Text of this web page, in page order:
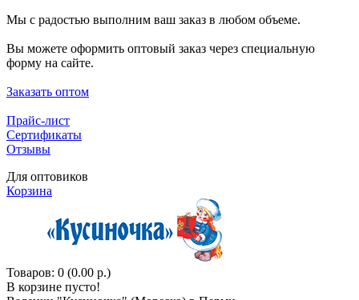
Мы с радостью выполним ваш заказ в любом объеме.
Вы можете оформить оптовый заказ через специальную
форму на сайте.
Заказать оптом
Прайс-лист
Сертификаты
Отзывы
Для оптовиков
Корзина
Товаров: 0 (0.00 р.)
В корзине пусто!